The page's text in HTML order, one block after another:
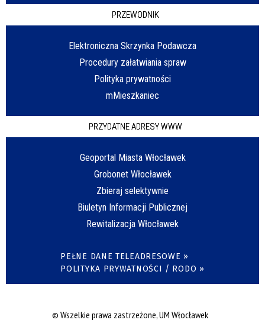
PRZEWODNIK
Elektroniczna Skrzynka Podawcza
Procedury załatwiania spraw
Polityka prywatności
mMieszkaniec
PRZYDATNE ADRESY WWW
Geoportal Miasta Włocławek
Grobonet Włocławek
Zbieraj selektywnie
Biuletyn Informacji Publicznej
Rewitalizacja Włocławek
PEŁNE DANE TELEADRESOWE »
POLITYKA PRYWATNOŚCI / RODO »
© Wszelkie prawa zastrzeżone, UM Włocławek